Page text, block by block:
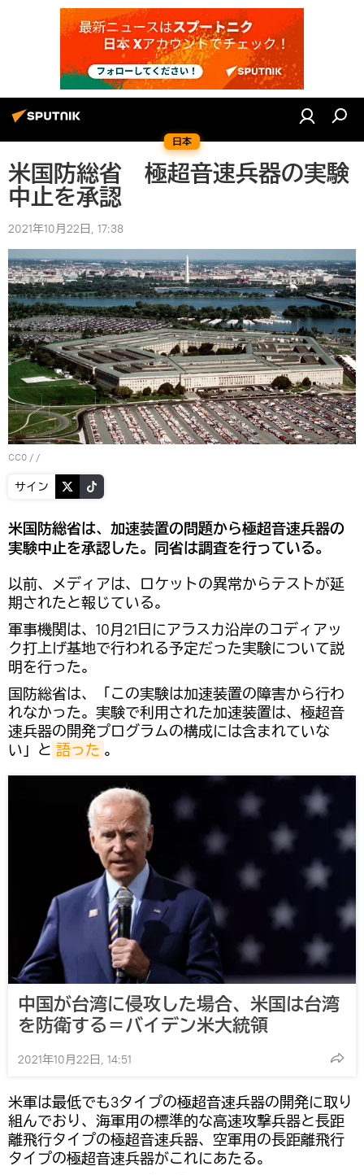
日本
米国防総省 極超音速兵器の実験
中止を承認
2021年10月22日, 17:38
CC0 / /
サイン
米国防総省は、加速装置の問題から極超音速兵器の
実験中止を承認した。同省は調査を行っている。
以前、メディアは、ロケットの異常からテストが延
期されたと報じている。
軍事機関は、10月21日にアラスカ沿岸のコディアッ
ク打上げ基地で行われる予定だった実験について説
明を行った。
国防総省は、「この実験は加速装置の障害から行わ
れなかった。実験で利用された加速装置は、極超音
速兵器の開発プログラムの構成には含まれていな
い」と 語った 。
中国が台湾に侵攻した場合、米国は台湾
を防衛する＝バイデン米大統領
2021年10月22日, 14:51
米軍は最低でも3タイプの極超音速兵器の開発に取り
組んでおり、海軍用の標準的な高速攻撃兵器と長距
離飛行タイプの極超音速兵器、空軍用の長距離飛行
タイプの極超音速兵器がこれにあたる。